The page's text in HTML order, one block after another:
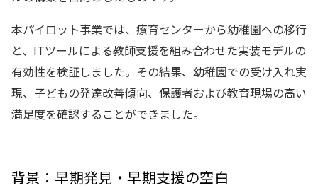
本パイロット事業では、療育センターから幼稚園への移行
と、ITツールによる教師支援を組み合わせた実装モデルの
有効性を検証しました。その結果、幼稚園での受け入れ実
現、子どもの発達改善傾向、保護者および教育現場の高い
満足度を確認することができました。
背景：早期発見・早期支援の空白